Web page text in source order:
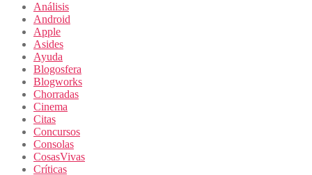
Análisis
Android
Apple
Asides
Ayuda
Blogosfera
Blogworks
Chorradas
Cinema
Citas
Concursos
Consolas
CosasVivas
Críticas